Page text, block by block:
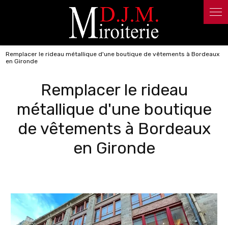
Remplacer le rideau métallique d'une boutique de vêtements à Bordeaux
en Gironde
Remplacer le rideau
métallique d'une boutique
de vêtements à Bordeaux
en Gironde
Panneau de gestion des cookies